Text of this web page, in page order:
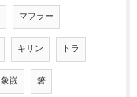
マフラー
キリン トラ
象嵌 箸